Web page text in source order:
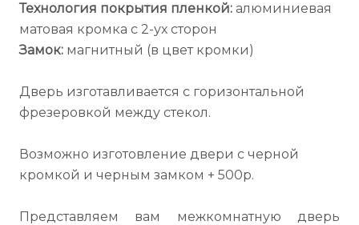
Технология покрытия пленкой: алюминиевая
матовая кромка с 2-ух сторон
Замок: магнитный (в цвет кромки)
Дверь изготавливается с горизонтальной
фрезеровкой между стекол.
Возможно изготовление двери с черной
кромкой и черным замком + 500р.
Представляем вам межкомнатную дверь